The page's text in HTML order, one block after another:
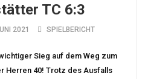
TC 6:3
2021 SPIELBERICHT
Sieg auf dem Weg zum
Herren 40! Trotz des Ausfalls